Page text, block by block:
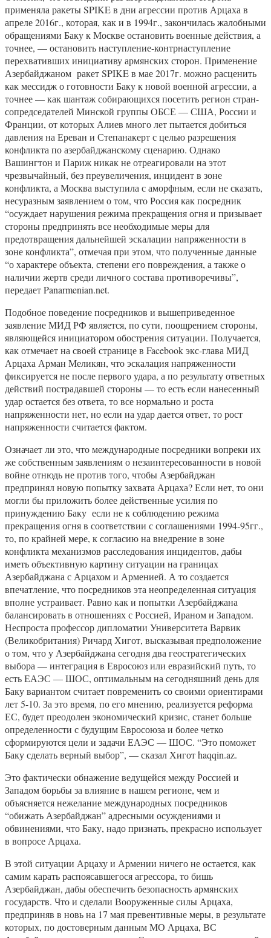
применяла ракеты SPIKE в дни агрессии против Арцаха в
апреле 2016г., которая, как и в 1994г., закончилась жалобными
обращениями Баку к Москве остановить военные действия, а
точнее, — остановить наступление-контрнаступление
перехвативших инициативу армянских сторон. Применение
Азербайджаном ракет SPIKE в мае 2017г. можно расценить
как мессидж о готовности Баку к новой военной агрессии, а
точнее — как шантаж собирающихся посетить регион стран-
сопредседателей Минской группы ОБСЕ — США, России и
Франции, от которых Алиев много лет пытается добиться
давления на Ереван и Степанакерт с целью разрешения
конфликта по азербайджанскому сценарию. Однако
Вашингтон и Париж никак не отреагировали на этот
чрезвычайный, без преувеличения, инцидент в зоне
конфликта, а Москва выступила с аморфным, если не сказать,
несуразным заявлением о том, что Россия как посредник
“осуждает нарушения режима прекращения огня и призывает
стороны предпринять все необходимые меры для
предотвращения дальнейшей эскалации напряженности в
зоне конфликта”, отмечая при этом, что полученные данные
“о характере объекта, степени его повреждения, а также о
наличии жертв среди личного состава противоречивы”,
передает Panarmenian.net.
Подобное поведение посредников и вышеприведенное
заявление МИД РФ является, по сути, поощрением стороны,
являющейся инициатором обострения ситуации. Получается,
как отмечает на своей странице в Facebook экс-глава МИД
Арцаха Арман Меликян, что эскалация напряженности
фиксируется не после первого удара, а по результату ответных
действий пострадавшей стороны — то есть если нанесенный
удар остается без ответа, то все нормально и роста
напряженности нет, но если на удар дается ответ, то рост
напряженности считается фактом.
Означает ли это, что международные посредники вопреки их
же собственным заявлениям о незаинтересованности в новой
войне отнюдь не против того, чтобы Азербайджан
предпринял новую попытку захвата Арцаха? Если нет, то они
могли бы приложить более действенные усилия по
принуждению Баку если не к соблюдению режима
прекращения огня в соответствии с соглашениями 1994-95гг.,
то, по крайней мере, к согласию на внедрение в зоне
конфликта механизмов расследования инцидентов, дабы
иметь объективную картину ситуации на границах
Азербайджана с Арцахом и Арменией. А то создается
впечатление, что посредников эта неопределенная ситуация
вполне устраивает. Равно как и попытки Азербайджана
балансировать в отношениях с Россией, Ираном и Западом.
Неспроста профессор дипломатии Университета Варвик
(Великобритания) Ричард Хигот, высказывая предположение
о том, что у Азербайджана сегодня два геостратегических
выбора — интеграция в Евросоюз или евразийский путь, то
есть ЕАЭС — ШОС, оптимальным на сегодняшний день для
Баку вариантом считает повременить со своими ориентирами
лет 5-10. За это время, по его мнению, реализуется реформа
ЕС, будет преодолен экономический кризис, станет больше
определенности с будущим Евросоюза и более четко
сформируются цели и задачи ЕАЭС — ШОС. “Это поможет
Баку сделать верный выбор”, — сказал Хигот haqqin.az.
Это фактически обнажение ведущейся между Россией и
Западом борьбы за влияние в нашем регионе, чем и
объясняется нежелание международных посредников
“обижать Азербайджан” адресными осуждениями и
обвинениями, что Баку, надо признать, прекрасно использует
в вопросе Арцаха.
В этой ситуации Арцаху и Армении ничего не остается, как
самим карать распоясавшегося агрессора, то бишь
Азербайджан, дабы обеспечить безопасность армянских
государств. Что и сделали Вооруженные силы Арцаха,
предприняв в новь на 17 мая превентивные меры, в результате
которых, по достоверным данным МО Арцаха, ВС